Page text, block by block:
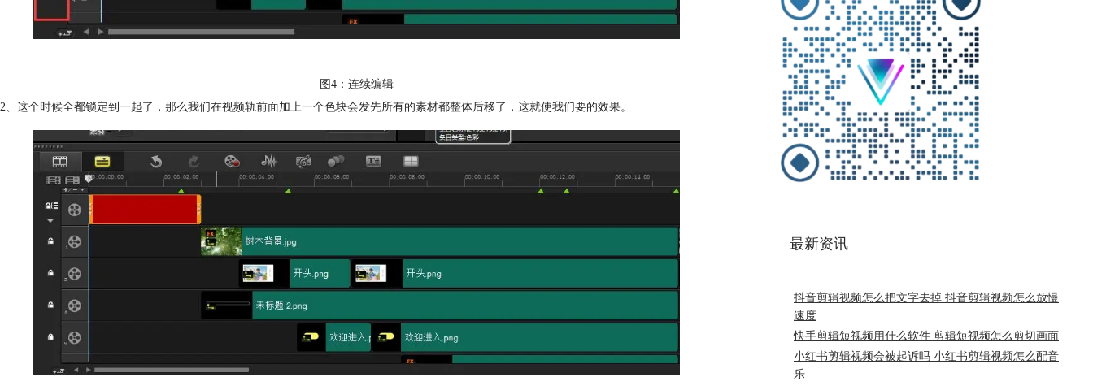
图4：连续编辑
2、这个时候全都锁定到一起了，那么我们在视频轨前面加上一个色块会发先所有的素材都整体后移了，这就使我们要的效果。
最新资讯
抖音剪辑视频怎么把文字去掉 抖音剪辑视频怎么放慢
速度
快手剪辑短视频用什么软件 剪辑短视频怎么剪切画面
小红书剪辑视频会被起诉吗 小红书剪辑视频怎么配音
乐